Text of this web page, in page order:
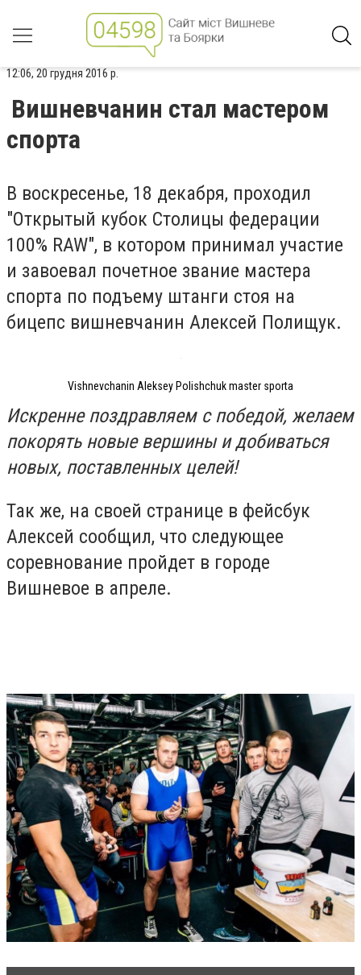
12:06, 20 грудня 2016 р.
Вишневчанин стал мастером
спорта
В воскресенье, 18 декабря, проходил
"Открытый кубок Столицы федерации
100% RAW", в котором принимал участие
и завоевал почетное звание мастера
спорта по подъему штанги стоя на
бицепс вишневчанин Алексей Полищук.
Vishnevchanin Aleksey Polishchuk master sporta
Искренне поздравляем с победой, желаем
покорять новые вершины и добиваться
новых, поставленных целей!
Так же, на своей странице в фейсбук
Алексей сообщил, что следующее
соревнование пройдет в городе
Вишневое в апреле.